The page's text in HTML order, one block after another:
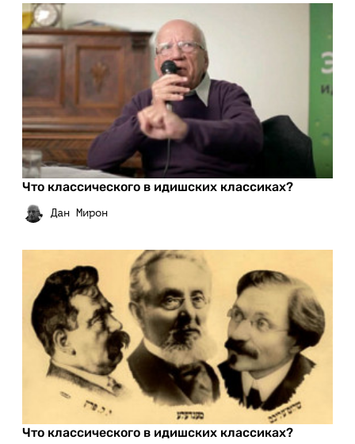
Что классического в идишских классиках?
Что классического в идишских классиках?